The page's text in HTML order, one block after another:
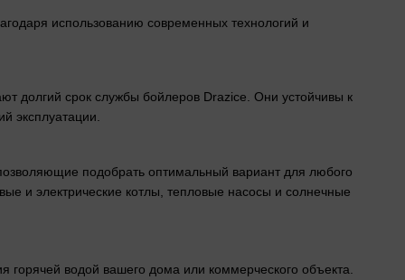
использованию современных технологий и
долгий срок службы бойлеров Drazice. Они устойчивы к
эксплуатации.
подобрать оптимальный вариант для любого
и электрические котлы, тепловые насосы и солнечные
водой вашего дома или коммерческого объекта.